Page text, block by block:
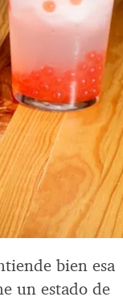
bien esa
un estado de